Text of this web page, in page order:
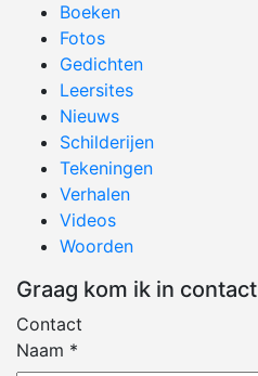
Boeken
Fotos
Gedichten
Leersites
Nieuws
Schilderijen
Tekeningen
Verhalen
Videos
Woorden
Graag kom ik in contact
Contact
Naam *